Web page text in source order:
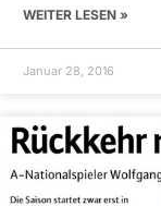
WEITER LESEN »
Januar 28, 2016